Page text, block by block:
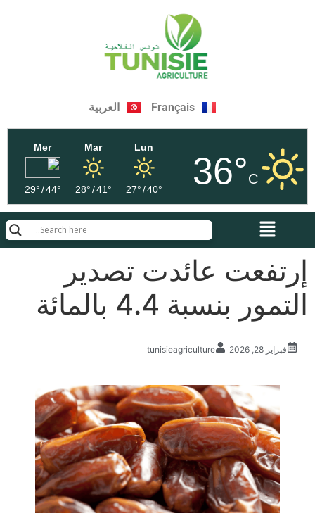
Français العربية
36°C
Lun
40°
/
27°
Mar
41°
/
28°
Mer
44°
/
29°
إرتفعت عائدت تصدير
التمور بنسبة 4.4 بالمائة
فبراير 28, 2026 tunisieagriculture